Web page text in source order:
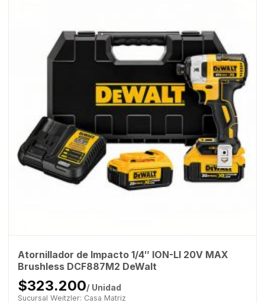
Atornillador de Impacto 1/4″ ION-LI 20V MAX
Brushless DCF887M2 DeWalt
$323.200/ Unidad
Sucursal Weitzler: Casa Matriz